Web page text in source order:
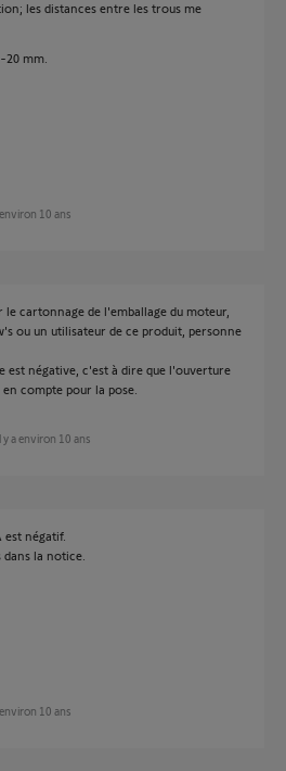
les distances entre les trous me
20 mm.
environ 10 ans
le cartonnage de l'emballage du moteur,
ou un utilisateur de ce produit, personne
est négative, c'est à dire que l'ouverture
compte pour la pose.
y a environ 10 ans
négatif.
la notice.
environ 10 ans